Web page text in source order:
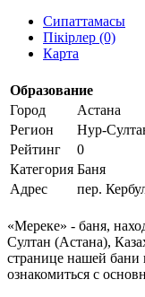
Сипаттамасы
Пікірлер (0)
Карта
Образование
Город
Астана
Регион
Нур-
Рейтинг
0
Категория Баня
Адрес
пер.
«Мереке» - баня,
Султан (Астана),
странице нашей бани
ознакомиться с